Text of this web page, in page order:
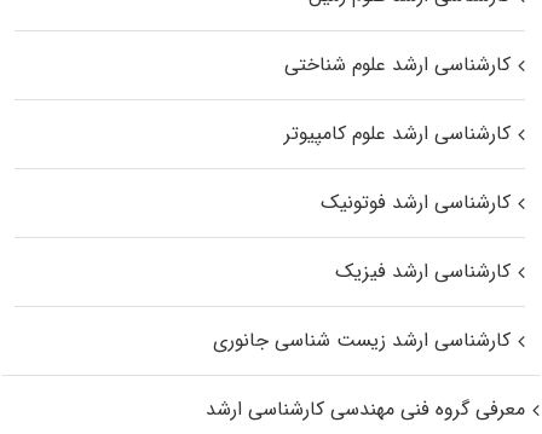
کارشناسی ارشد علوم شناختی
کارشناسی ارشد علوم کامپیوتر
کارشناسی ارشد فوتونیک
کارشناسی ارشد فیزیک
کارشناسی ارشد زیست‌ شناسی جانوری
معرفی گروه فنی مهندسی کارشناسی ارشد